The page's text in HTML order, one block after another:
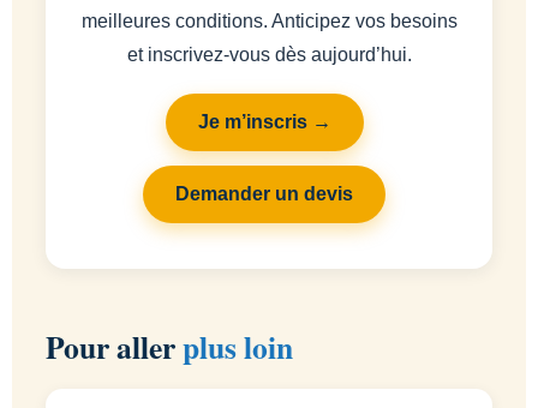
meilleures conditions. Anticipez vos besoins
et inscrivez-vous dès aujourd’hui.
Je m’inscris →
Demander un devis
Pour allerplus loin